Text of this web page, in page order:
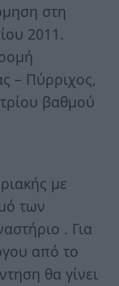
στη
2011.
– Πύρριχος,
βαθμού
με
των
. Για
από το
θα γίνει